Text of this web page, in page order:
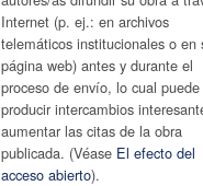
Internet (p. ej.: en archivos
telemáticos institucionales o en
página web) antes y durante el
proceso de envío, lo cual puede
producir intercambios
aumentar las citas de la obra
publicada. (Véase El efecto del
acceso abierto).